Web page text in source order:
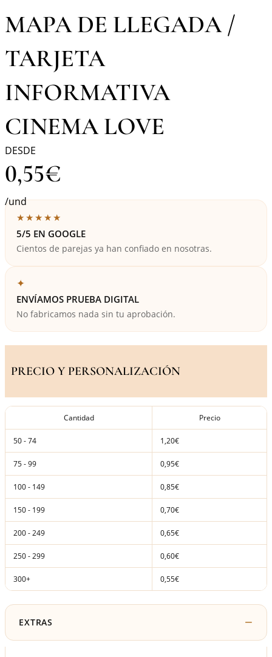
MAPA DE LLEGADA /
TARJETA
INFORMATIVA
CINEMA LOVE
DESDE
0,55€
/und
★★★★★
5/5 EN GOOGLE
Cientos de parejas ya han confiado en nosotras.
✦
ENVÍAMOS PRUEBA DIGITAL
No fabricamos nada sin tu aprobación.
PRECIO Y PERSONALIZACIÓN
Cantidad Precio
50 - 74 1,20€
75 - 99 0,95€
100 - 149 0,85€
150 - 199 0,70€
200 - 249 0,65€
250 - 299 0,60€
300+ 0,55€
EXTRAS